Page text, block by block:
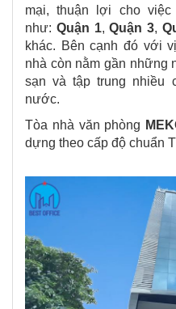
mại, thuận lợi cho
như: Quận 1,Quận 3,
khác. Bên cạnh đó với
nhà còn nằm gần những
sạn và tập trung nhiều
nước.
Tòa nhà văn phòng
dựng theo cấp độ chuẩn